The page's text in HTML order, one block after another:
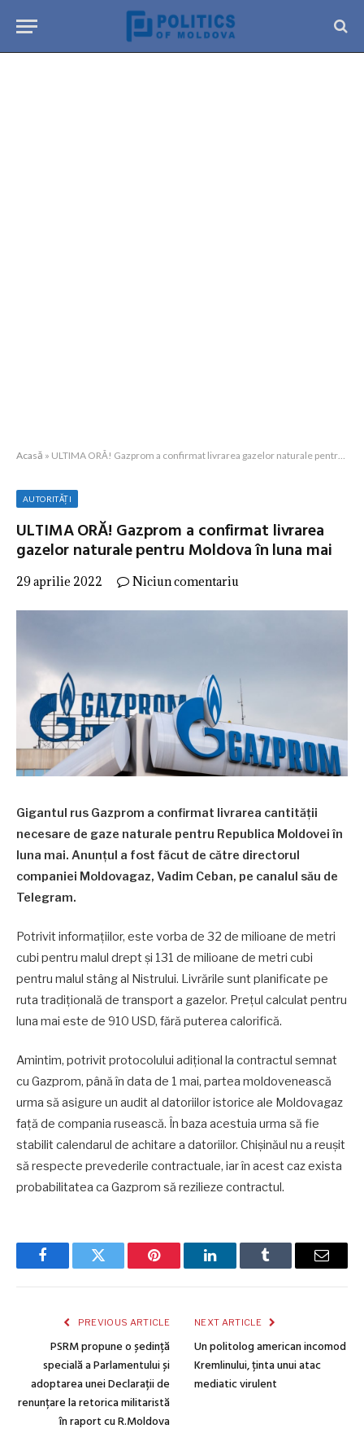
Acasă » ULTIMA ORĂ! Gazprom a confirmat livrarea gazelor naturale pentru Moldova în luna mai
AUTORITĂȚI
ULTIMA ORĂ! Gazprom a confirmat livrarea
gazelor naturale pentru Moldova în luna mai
29 aprilie 2022 Niciun comentariu
Gigantul rus Gazprom a confirmat livrarea cantității
necesare de gaze naturale pentru Republica Moldovei în
luna mai. Anunțul a fost făcut de către directorul
companiei Moldovagaz, Vadim Ceban, pe canalul său de
Telegram.
Potrivit informațiilor, este vorba de 32 de milioane de metri
cubi pentru malul drept și 131 de milioane de metri cubi
pentru malul stâng al Nistrului. Livrările sunt planificate pe
ruta tradițională de transport a gazelor. Prețul calculat pentru
luna mai este de 910 USD, fără puterea calorifică.
Amintim, potrivit protocolului adițional la contractul semnat
cu Gazprom, până în data de 1 mai, partea moldovenească
urma să asigure un audit al datoriilor istorice ale Moldovagaz
față de compania rusească. În baza acestuia urma să fie
stabilit calendarul de achitare a datoriilor. Chișinăul nu a reușit
să respecte prevederile contractuale, iar în acest caz exista
probabilitatea ca Gazprom să rezilieze contractul.
FacebookTwitter Pinterest LinkedInTumblr Email
PREVIOUS ARTICLE
PSRM propune o ședință
specială a Parlamentului și
adoptarea unei Declarații de
renunțare la retorica militaristă
în raport cu R.Moldova
NEXT ARTICLE
Un politolog american incomod
Kremlinului, ținta unui atac
mediatic virulent